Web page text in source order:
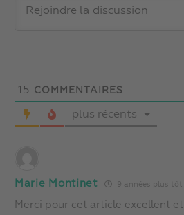
15 COMMENTAIRES
plus récents
Marie Montinet 9 années plus tôt
Merci pour cet article excellent